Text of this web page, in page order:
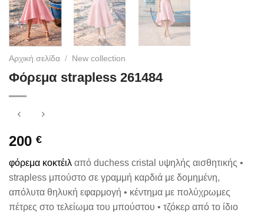
Αρχική σελίδα / New collection
Φόρεμα strapless 261484
200 €
φόρεμα κοκτέιλ από duchess cristal υψηλής αισθητικής •
strapless μπούστο σε γραμμή καρδιά με δομημένη,
απόλυτα θηλυκή εφαρμογή • κέντημα με πολύχρωμες
πέτρες στο τελείωμα του μπούστου • τζόκερ από το ίδιο